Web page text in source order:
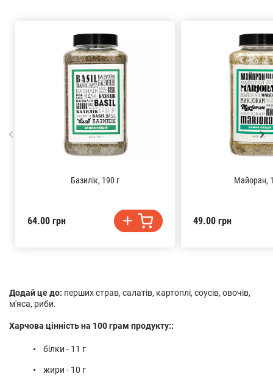
Додай це до: перших страв, салатів, картоплі, соусів, овочів,
м'яса, риби.
Харчова цінність на 100 грам продукту::
білки - 11 г
жири - 10 г
Базилік, 190 г
64.00 грн
Майоран,
49.00 грн